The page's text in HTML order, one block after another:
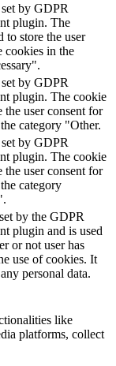
by GDPR
plugin. The
to store the user
cookies in the
by GDPR
plugin. The cookie
the user consent for
category "Other.
by GDPR
plugin. The cookie
the user consent for
category
by the GDPR
plugin and is used
or not user has
use of cookies. It
personal data.
like
platforms, collect